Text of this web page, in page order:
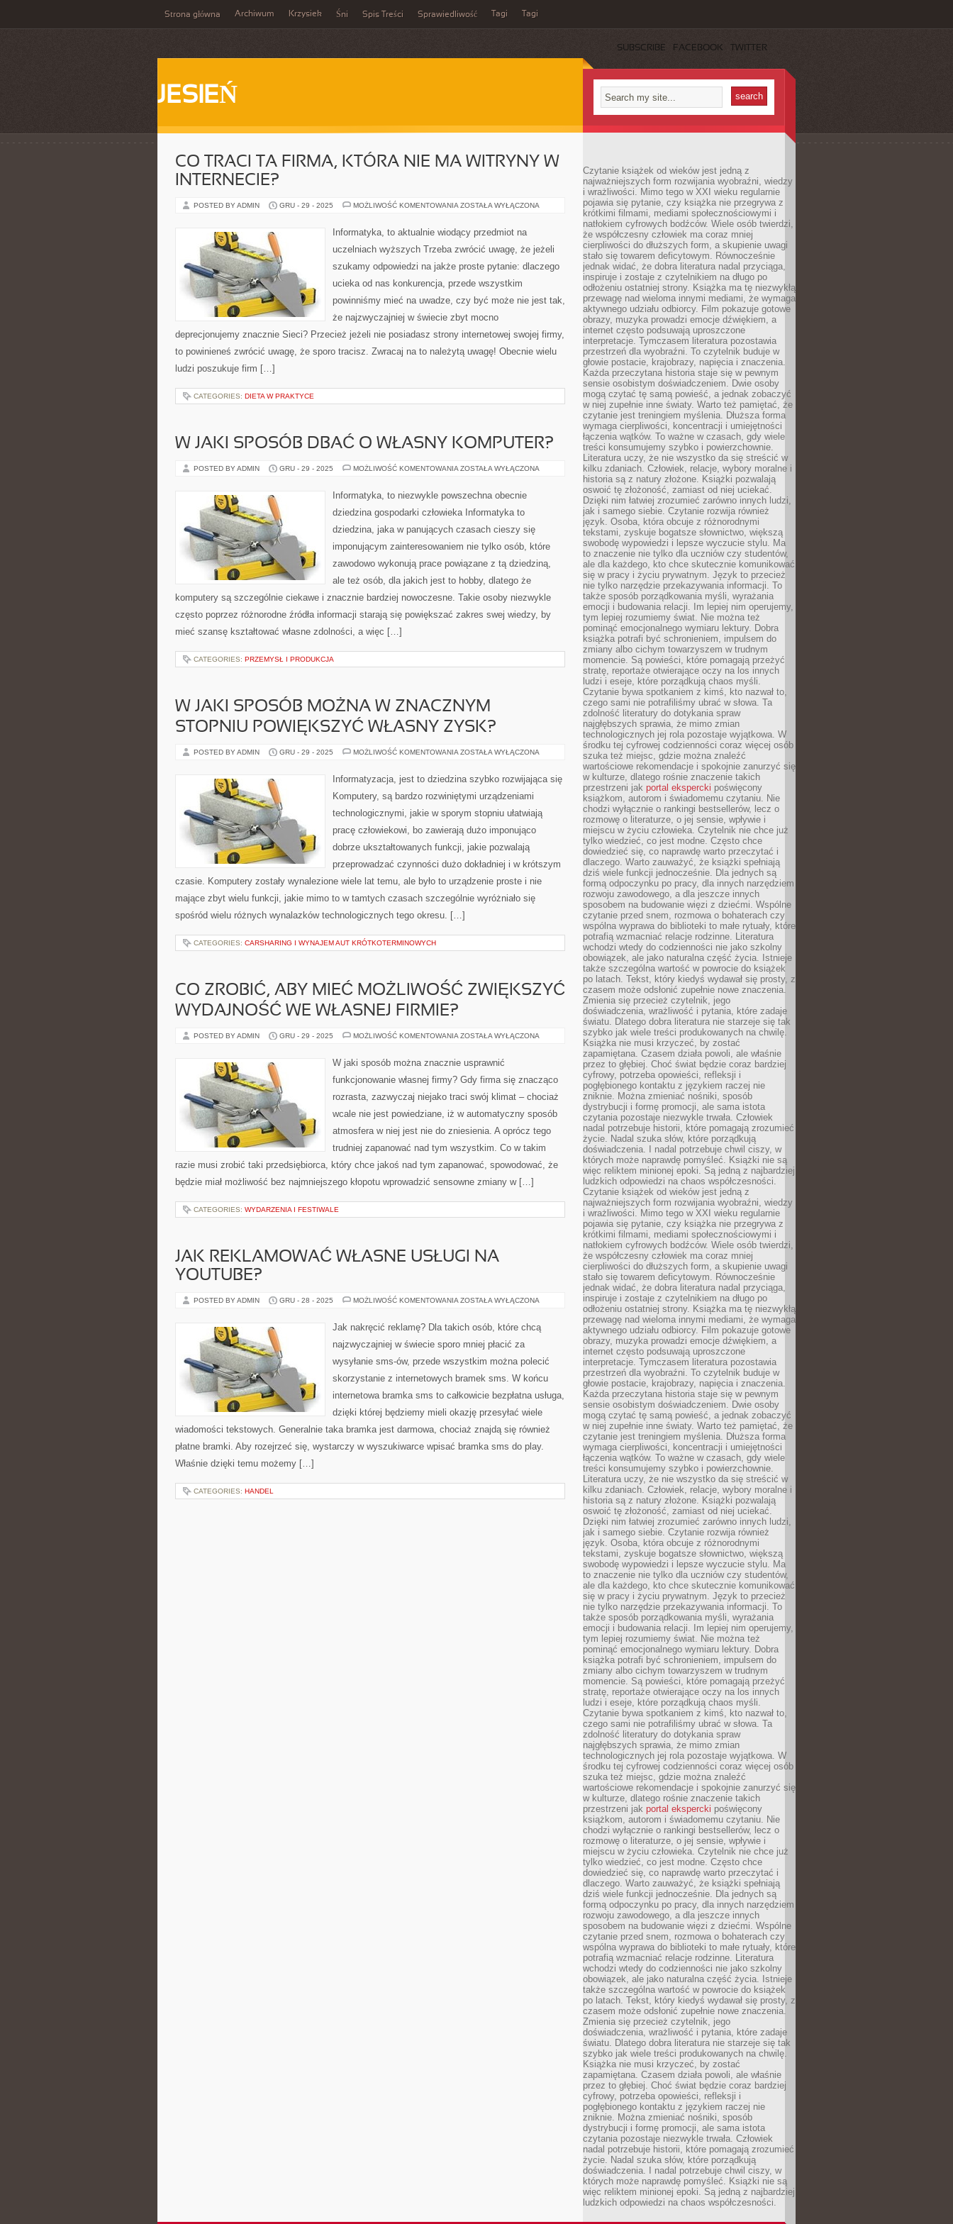
Strona główna Archiwum Krzysiek Śni Spis Treści Sprawiedliwość Tagi Tagi
SUBSCRIBE FACEBOOK TWITTER
JESIEŃ
CO TRACI TA FIRMA, KTÓRA NIE MA WITRYNY W
INTERNECIE?
POSTED BY ADMIN GRU - 29 - 2025 MOŻLIWOŚĆ KOMENTOWANIA CO
KTÓRA
MA
W
ZOSTAŁA WYŁĄCZONA
Informatyka, to aktualnie wiodący przedmiot na
uczelniach wyższych Trzeba zwrócić uwagę, że jeżeli
szukamy odpowiedzi na jakże proste pytanie: dlaczego
ucieka od nas konkurencja, przede wszystkim
powinniśmy mieć na uwadze, czy być może nie jest tak,
że najzwyczajniej w świecie zbyt mocno
deprecjonujemy znacznie Sieci? Przecież jeżeli nie posiadasz strony internetowej swojej firmy,
to powinieneś zwrócić uwagę, że sporo tracisz. Zwracaj na to należytą uwagę! Obecnie wielu
ludzi poszukuje firm […]
CATEGORIES: DIETA W PRAKTYCE
W JAKI SPOSÓB DBAĆ O WŁASNY KOMPUTER?
POSTED BY ADMIN GRU - 29 - 2025 MOŻLIWOŚĆ KOMENTOWANIA W
DBAĆ
O
KOMPUTER?
ZOSTAŁA WYŁĄCZONA
Informatyka, to niezwykle powszechna obecnie
dziedzina gospodarki człowieka Informatyka to
dziedzina, jaka w panujących czasach cieszy się
imponującym zainteresowaniem nie tylko osób, które
zawodowo wykonują prace powiązane z tą dziedziną,
ale też osób, dla jakich jest to hobby, dlatego że
komputery są szczególnie ciekawe i znacznie bardziej nowoczesne. Takie osoby niezwykle
często poprzez różnorodne źródła informacji starają się powiększać zakres swej wiedzy, by
mieć szansę kształtować własne zdolności, a więc […]
CATEGORIES: PRZEMYSŁ I PRODUKCJA
W JAKI SPOSÓB MOŻNA W ZNACZNYM
STOPNIU POWIĘKSZYĆ WŁASNY ZYSK?
POSTED BY ADMIN GRU - 29 - 2025 MOŻLIWOŚĆ KOMENTOWANIA W
W
STOPNIU
WŁASNY
ZOSTAŁA WYŁĄCZONA
Informatyzacja, jest to dziedzina szybko rozwijająca się
Komputery, są bardzo rozwiniętymi urządzeniami
technologicznymi, jakie w sporym stopniu ułatwiają
pracę człowiekowi, bo zawierają dużo imponująco
dobrze ukształtowanych funkcji, jakie pozwalają
przeprowadzać czynności dużo dokładniej i w krótszym
czasie. Komputery zostały wynalezione wiele lat temu, ale było to urządzenie proste i nie
mające zbyt wielu funkcji, jakie mimo to w tamtych czasach szczególnie wyróżniało się
spośród wielu różnych wynalazków technologicznych tego okresu. […]
CATEGORIES: CARSHARING I WYNAJEM AUT KRÓTKOTERMINOWYCH
CO ZROBIĆ, ABY MIEĆ MOŻLIWOŚĆ ZWIĘKSZYĆ
WYDAJNOŚĆ WE WŁASNEJ FIRMIE?
POSTED BY ADMIN GRU - 29 - 2025 MOŻLIWOŚĆ KOMENTOWANIA CO
MOŻLIWOŚĆ
WYDAJNOŚĆ
WŁASNEJ
ZOSTAŁA WYŁĄCZONA
W jaki sposób można znacznie usprawnić
funkcjonowanie własnej firmy? Gdy firma się znacząco
rozrasta, zazwyczaj niejako traci swój klimat – chociaż
wcale nie jest powiedziane, iż w automatyczny sposób
atmosfera w niej jest nie do zniesienia. A oprócz tego
trudniej zapanować nad tym wszystkim. Co w takim
razie musi zrobić taki przedsiębiorca, który chce jakoś nad tym zapanować, spowodować, że
będzie miał możliwość bez najmniejszego kłopotu wprowadzić sensowne zmiany w […]
CATEGORIES: WYDARZENIA I FESTIWALE
JAK REKLAMOWAĆ WŁASNE USŁUGI NA
YOUTUBE?
POSTED BY ADMIN GRU - 28 - 2025 MOŻLIWOŚĆ KOMENTOWANIA JAK
USŁUGI
NA
ZOSTAŁA WYŁĄCZONA
Jak nakręcić reklamę? Dla takich osób, które chcą
najzwyczajniej w świecie sporo mniej płacić za
wysyłanie sms-ów, przede wszystkim można polecić
skorzystanie z internetowych bramek sms. W końcu
internetowa bramka sms to całkowicie bezpłatna usługa,
dzięki której będziemy mieli okazję przesyłać wiele
wiadomości tekstowych. Generalnie taka bramka jest darmowa, chociaż znajdą się również
płatne bramki. Aby rozejrzeć się, wystarczy w wyszukiwarce wpisać bramka sms do play.
Właśnie dzięki temu możemy […]
CATEGORIES: HANDEL
Czytanie książek od wieków jest jedną z
najważniejszych form rozwijania wyobraźni, wiedzy
i wrażliwości. Mimo tego w XXI wieku regularnie
pojawia się pytanie, czy książka nie przegrywa z
krótkimi filmami, mediami społecznościowymi i
natłokiem cyfrowych bodźców. Wiele osób twierdzi,
że współczesny człowiek ma coraz mniej
cierpliwości do dłuższych form, a skupienie uwagi
stało się towarem deficytowym. Równocześnie
jednak widać, że dobra literatura nadal przyciąga,
inspiruje i zostaje z czytelnikiem na długo po
odłożeniu ostatniej strony. Książka ma tę niezwykłą
przewagę nad wieloma innymi mediami, że wymaga
aktywnego udziału odbiorcy. Film pokazuje gotowe
obrazy, muzyka prowadzi emocje dźwiękiem, a
internet często podsuwają uproszczone
interpretacje. Tymczasem literatura pozostawia
przestrzeń dla wyobraźni. To czytelnik buduje w
głowie postacie, krajobrazy, napięcia i znaczenia.
Każda przeczytana historia staje się w pewnym
sensie osobistym doświadczeniem. Dwie osoby
mogą czytać tę samą powieść, a jednak zobaczyć
w niej zupełnie inne światy. Warto też pamiętać, że
czytanie jest treningiem myślenia. Dłuższa forma
wymaga cierpliwości, koncentracji i umiejętności
łączenia wątków. To ważne w czasach, gdy wiele
treści konsumujemy szybko i powierzchownie.
Literatura uczy, że nie wszystko da się streścić w
kilku zdaniach. Człowiek, relacje, wybory moralne i
historia są z natury złożone. Książki pozwalają
oswoić tę złożoność, zamiast od niej uciekać.
Dzięki nim łatwiej zrozumieć zarówno innych ludzi,
jak i samego siebie. Czytanie rozwija również
język. Osoba, która obcuje z różnorodnymi
tekstami, zyskuje bogatsze słownictwo, większą
swobodę wypowiedzi i lepsze wyczucie stylu. Ma
to znaczenie nie tylko dla uczniów czy studentów,
ale dla każdego, kto chce skutecznie komunikować
się w pracy i życiu prywatnym. Język to przecież
nie tylko narzędzie przekazywania informacji. To
także sposób porządkowania myśli, wyrażania
emocji i budowania relacji. Im lepiej nim operujemy,
tym lepiej rozumiemy świat. Nie można też
pominąć emocjonalnego wymiaru lektury. Dobra
książka potrafi być schronieniem, impulsem do
zmiany albo cichym towarzyszem w trudnym
momencie. Są powieści, które pomagają przeżyć
stratę, reportaże otwierające oczy na los innych
ludzi i eseje, które porządkują chaos myśli.
Czytanie bywa spotkaniem z kimś, kto nazwał to,
czego sami nie potrafiliśmy ubrać w słowa. Ta
zdolność literatury do dotykania spraw
najgłębszych sprawia, że mimo zmian
technologicznych jej rola pozostaje wyjątkowa. W
środku tej cyfrowej codzienności coraz więcej osób
szuka też miejsc, gdzie można znaleźć
wartościowe rekomendacje i spokojnie zanurzyć się
w kulturze, dlatego rośnie znaczenie takich
przestrzeni jak portal ekspercki poświęcony
książkom, autorom i świadomemu czytaniu. Nie
chodzi wyłącznie o rankingi bestsellerów, lecz o
rozmowę o literaturze, o jej sensie, wpływie i
miejscu w życiu człowieka. Czytelnik nie chce już
tylko wiedzieć, co jest modne. Często chce
dowiedzieć się, co naprawdę warto przeczytać i
dlaczego. Warto zauważyć, że książki spełniają
dziś wiele funkcji jednocześnie. Dla jednych są
formą odpoczynku po pracy, dla innych narzędziem
rozwoju zawodowego, a dla jeszcze innych
sposobem na budowanie więzi z dziećmi. Wspólne
czytanie przed snem, rozmowa o bohaterach czy
wspólna wyprawa do biblioteki to małe rytuały, które
potrafią wzmacniać relacje rodzinne. Literatura
wchodzi wtedy do codzienności nie jako szkolny
obowiązek, ale jako naturalna część życia. Istnieje
także szczególna wartość w powrocie do książek
po latach. Tekst, który kiedyś wydawał się prosty, z
czasem może odsłonić zupełnie nowe znaczenia.
Zmienia się przecież czytelnik, jego
doświadczenia, wrażliwość i pytania, które zadaje
światu. Dlatego dobra literatura nie starzeje się tak
szybko jak wiele treści produkowanych na chwilę.
Książka nie musi krzyczeć, by zostać
zapamiętana. Czasem działa powoli, ale właśnie
przez to głębiej. Choć świat będzie coraz bardziej
cyfrowy, potrzeba opowieści, refleksji i
pogłębionego kontaktu z językiem raczej nie
zniknie. Można zmieniać nośniki, sposób
dystrybucji i formę promocji, ale sama istota
czytania pozostaje niezwykle trwała. Człowiek
nadal potrzebuje historii, które pomagają zrozumieć
życie. Nadal szuka słów, które porządkują
doświadczenia. I nadal potrzebuje chwil ciszy, w
których może naprawdę pomyśleć. Książki nie są
więc reliktem minionej epoki. Są jedną z najbardziej
ludzkich odpowiedzi na chaos współczesności.
Czytanie książek od wieków jest jedną z
najważniejszych form rozwijania wyobraźni, wiedzy
i wrażliwości. Mimo tego w XXI wieku regularnie
pojawia się pytanie, czy książka nie przegrywa z
krótkimi filmami, mediami społecznościowymi i
natłokiem cyfrowych bodźców. Wiele osób twierdzi,
że współczesny człowiek ma coraz mniej
cierpliwości do dłuższych form, a skupienie uwagi
stało się towarem deficytowym. Równocześnie
jednak widać, że dobra literatura nadal przyciąga,
inspiruje i zostaje z czytelnikiem na długo po
odłożeniu ostatniej strony. Książka ma tę niezwykłą
przewagę nad wieloma innymi mediami, że wymaga
aktywnego udziału odbiorcy. Film pokazuje gotowe
obrazy, muzyka prowadzi emocje dźwiękiem, a
internet często podsuwają uproszczone
interpretacje. Tymczasem literatura pozostawia
przestrzeń dla wyobraźni. To czytelnik buduje w
głowie postacie, krajobrazy, napięcia i znaczenia.
Każda przeczytana historia staje się w pewnym
sensie osobistym doświadczeniem. Dwie osoby
mogą czytać tę samą powieść, a jednak zobaczyć
w niej zupełnie inne światy. Warto też pamiętać, że
czytanie jest treningiem myślenia. Dłuższa forma
wymaga cierpliwości, koncentracji i umiejętności
łączenia wątków. To ważne w czasach, gdy wiele
treści konsumujemy szybko i powierzchownie.
Literatura uczy, że nie wszystko da się streścić w
kilku zdaniach. Człowiek, relacje, wybory moralne i
historia są z natury złożone. Książki pozwalają
oswoić tę złożoność, zamiast od niej uciekać.
Dzięki nim łatwiej zrozumieć zarówno innych ludzi,
jak i samego siebie. Czytanie rozwija również
język. Osoba, która obcuje z różnorodnymi
tekstami, zyskuje bogatsze słownictwo, większą
swobodę wypowiedzi i lepsze wyczucie stylu. Ma
to znaczenie nie tylko dla uczniów czy studentów,
ale dla każdego, kto chce skutecznie komunikować
się w pracy i życiu prywatnym. Język to przecież
nie tylko narzędzie przekazywania informacji. To
także sposób porządkowania myśli, wyrażania
emocji i budowania relacji. Im lepiej nim operujemy,
tym lepiej rozumiemy świat. Nie można też
pominąć emocjonalnego wymiaru lektury. Dobra
książka potrafi być schronieniem, impulsem do
zmiany albo cichym towarzyszem w trudnym
momencie. Są powieści, które pomagają przeżyć
stratę, reportaże otwierające oczy na los innych
ludzi i eseje, które porządkują chaos myśli.
Czytanie bywa spotkaniem z kimś, kto nazwał to,
czego sami nie potrafiliśmy ubrać w słowa. Ta
zdolność literatury do dotykania spraw
najgłębszych sprawia, że mimo zmian
technologicznych jej rola pozostaje wyjątkowa. W
środku tej cyfrowej codzienności coraz więcej osób
szuka też miejsc, gdzie można znaleźć
wartościowe rekomendacje i spokojnie zanurzyć się
w kulturze, dlatego rośnie znaczenie takich
przestrzeni jak portal ekspercki poświęcony
książkom, autorom i świadomemu czytaniu. Nie
chodzi wyłącznie o rankingi bestsellerów, lecz o
rozmowę o literaturze, o jej sensie, wpływie i
miejscu w życiu człowieka. Czytelnik nie chce już
tylko wiedzieć, co jest modne. Często chce
dowiedzieć się, co naprawdę warto przeczytać i
dlaczego. Warto zauważyć, że książki spełniają
dziś wiele funkcji jednocześnie. Dla jednych są
formą odpoczynku po pracy, dla innych narzędziem
rozwoju zawodowego, a dla jeszcze innych
sposobem na budowanie więzi z dziećmi. Wspólne
czytanie przed snem, rozmowa o bohaterach czy
wspólna wyprawa do biblioteki to małe rytuały, które
potrafią wzmacniać relacje rodzinne. Literatura
wchodzi wtedy do codzienności nie jako szkolny
obowiązek, ale jako naturalna część życia. Istnieje
także szczególna wartość w powrocie do książek
po latach. Tekst, który kiedyś wydawał się prosty, z
czasem może odsłonić zupełnie nowe znaczenia.
Zmienia się przecież czytelnik, jego
doświadczenia, wrażliwość i pytania, które zadaje
światu. Dlatego dobra literatura nie starzeje się tak
szybko jak wiele treści produkowanych na chwilę.
Książka nie musi krzyczeć, by zostać
zapamiętana. Czasem działa powoli, ale właśnie
przez to głębiej. Choć świat będzie coraz bardziej
cyfrowy, potrzeba opowieści, refleksji i
pogłębionego kontaktu z językiem raczej nie
zniknie. Można zmieniać nośniki, sposób
dystrybucji i formę promocji, ale sama istota
czytania pozostaje niezwykle trwała. Człowiek
nadal potrzebuje historii, które pomagają zrozumieć
życie. Nadal szuka słów, które porządkują
doświadczenia. I nadal potrzebuje chwil ciszy, w
których może naprawdę pomyśleć. Książki nie są
więc reliktem minionej epoki. Są jedną z najbardziej
ludzkich odpowiedzi na chaos współczesności.